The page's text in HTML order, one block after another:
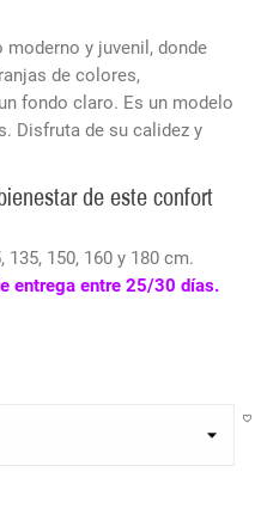
y juvenil, donde
de colores,
fondo claro. Es un modelo
Disfruta de su calidez y
de este confort
150, 160 y 180 cm.
entrega entre 25/30 días.